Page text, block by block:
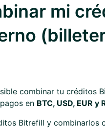
mi
combinar tu créditos
en BTC, USD, EUR
Bitrefill y combinarlos